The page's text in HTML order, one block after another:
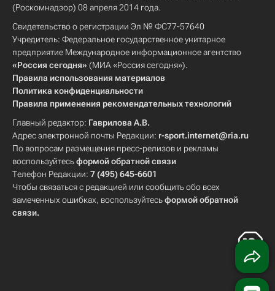
(Роскомнадзор) 08 апреля 2014 года.
Свидетельство о регистрации Эл № ФС77-57640
Учредитель: Федеральное государственное унитарное
предприятие Международное информационное агентство
«Россия сегодня» (МИА «Россия сегодня»).
Правила использования материалов
Политика конфиденциальности
Правила применения рекомендательных технологий
Главный редактор: Гаврилова А.В.
Адрес электронной почты Редакции: r-sport.internet@ria.ru
По вопросам размещения пресс-релизов и рекламы
воспользуйтесьформой обратной связи
Телефон Редакции: 7 (495) 645-6601
Чтобы связаться с редакцией или сообщить обо всех
замеченных ошибках, воспользуйтесьформой обратной
связи.